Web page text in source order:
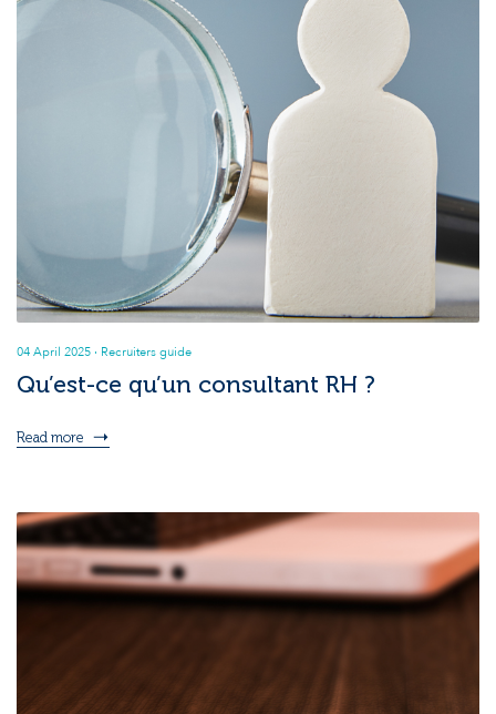
04 April 2025 · Recruiters guide
Qu’est-ce qu’un consultant RH ?
Read more